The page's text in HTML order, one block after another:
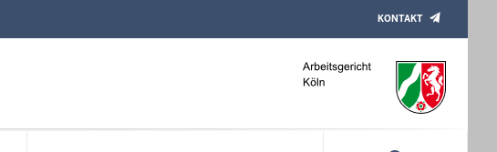
KONTAKT